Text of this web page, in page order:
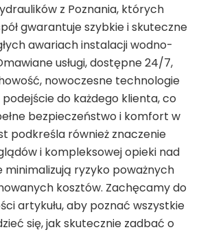
z Poznania, których
gwarantuje szybkie i skuteczne
awariach instalacji wodno-
usługi, dostępne 24/7,
nowoczesne technologie
do każdego klienta, co
bezpieczeństwo i komfort w
podkreśla również znaczenie
i kompleksowej opieki nad
ryzyko poważnych
kosztów. Zachęcamy do
artykułu, aby poznać wszystkie
się, jak skutecznie zadbać o